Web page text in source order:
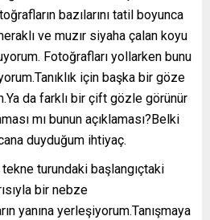
bazılarını tatil boyunca
ve muzır siyaha çalan koyu
Fotoğrafları yollarken bunu
için başka bir göze
da farklı bir çift gözle görünür
mı bunun açıklaması?Belki
duyduğum ihtiyaç.
tekne turundaki başlangıçtaki
bir nebze
yanına yerleşiyorum.Tanışmaya